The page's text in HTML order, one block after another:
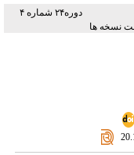
دوره۲۴ شماره ۴
نسخه ها